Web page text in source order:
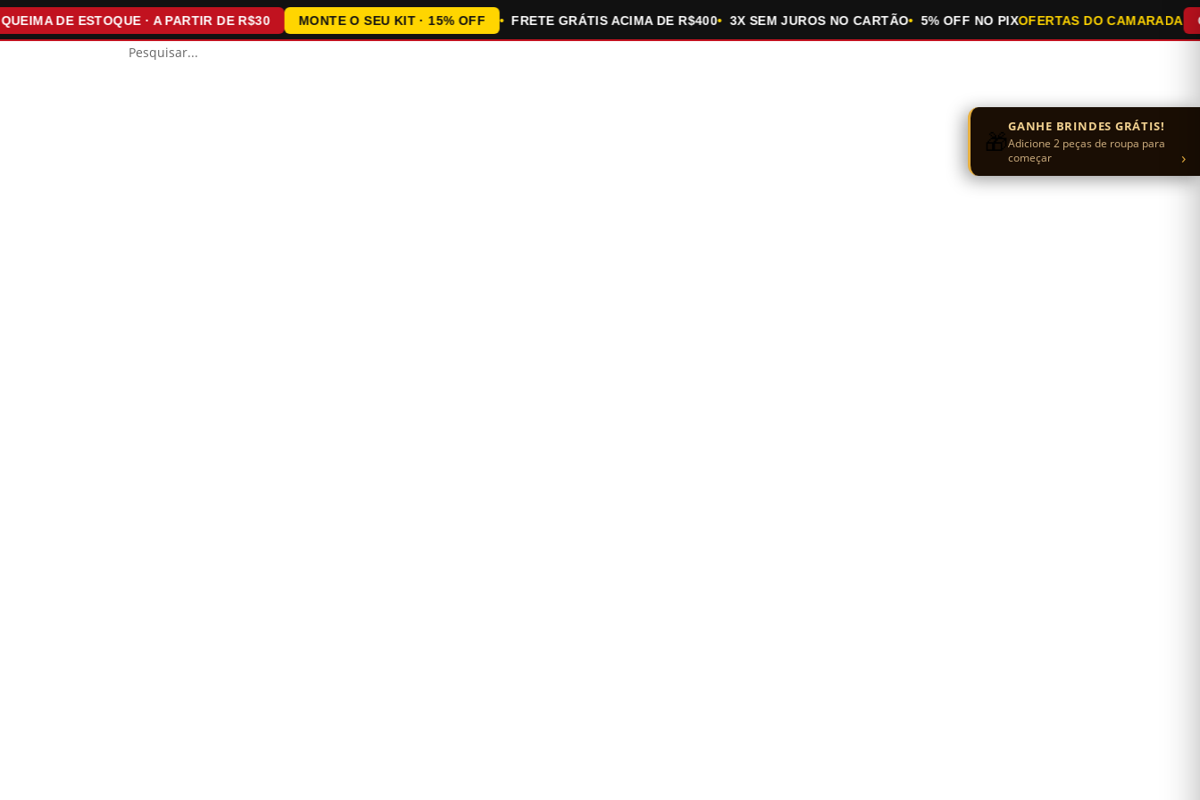
DE ESTOQUE · A PARTIR DE R$30 MONTE O SEU KIT · 15% OFF FRETE GRÁTIS ACIMA DE R$400 3X SEM JUROS NO CARTÃO 5% OFF NO PIXOFERTAS DO CAMARADA
🎁GANHE BRINDES GRÁTIS!
Adicione 2 peças de roupa para
começar
›